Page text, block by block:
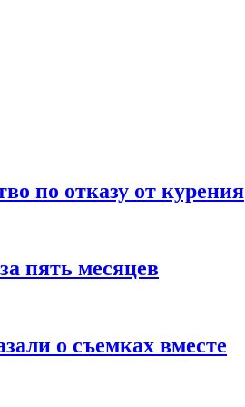
по отказу от курения
пять месяцев
о съемках вместе